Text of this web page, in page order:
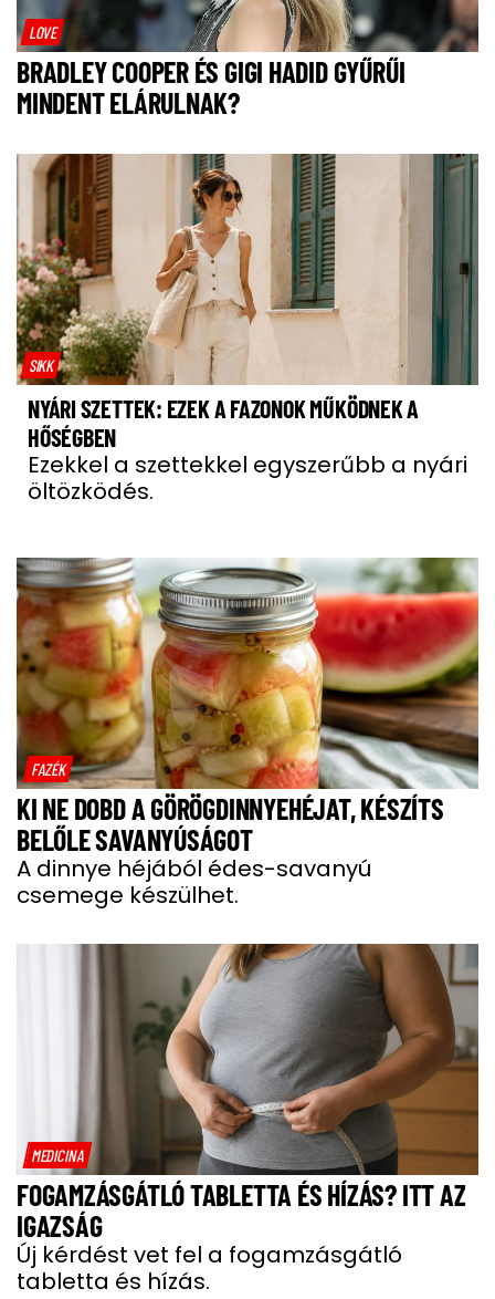
LOVE
BRADLEY COOPER ÉS GIGI HADID GYŰRŰI
MINDENT ELÁRULNAK?
SIKK
NYÁRI SZETTEK: EZEK A FAZONOK MŰKÖDNEK A
HŐSÉGBEN
Ezekkel a szettekkel egyszerűbb a nyári
öltözködés.
FAZÉK
KI NE DOBD A GÖRÖGDINNYEHÉJAT, KÉSZÍTS
BELŐLE SAVANYÚSÁGOT
A dinnye héjából édes-savanyú
csemege készülhet.
MEDICINA
FOGAMZÁSGÁTLÓ TABLETTA ÉS HÍZÁS? ITT AZ
IGAZSÁG
Új kérdést vet fel a fogamzásgátló
tabletta és hízás.